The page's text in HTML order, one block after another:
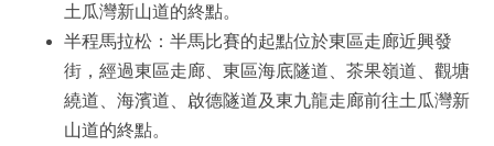
土瓜灣新山道的終點。
半程馬拉松：半馬比賽的起點位於東區走廊近興發
街，經過東區走廊、東區海底隧道、茶果嶺道、觀塘
繞道、海濱道、啟德隧道及東九龍走廊前往土瓜灣新
山道的終點。